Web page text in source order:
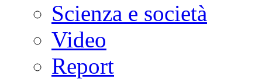
Scienza e società
Video
Report